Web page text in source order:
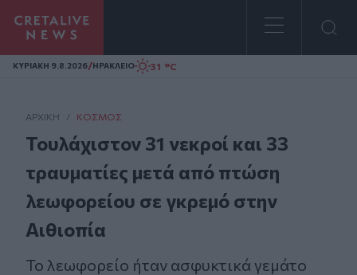
Homepage
ΚΥΡΙΑΚΗ 9.8.2026/ΗΡΑΚΛΕΙΟ 31 °C
ΑΡΧΙΚΗ / ΚΌΣΜΟΣ
Τουλάχιστον 31 νεκροί και 33
τραυματίες μετά από πτώση
λεωφορείου σε γκρεμό στην
Αιθιοπία
Το λεωφορείο ήταν ασφυκτικά γεμάτο